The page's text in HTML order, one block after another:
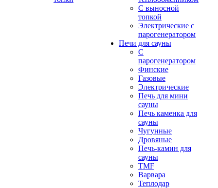
С выносной
топкой
Электрические с
парогенератором
Печи для сауны
С
парогенератором
Финские
Газовые
Электрические
Печь для мини
сауны
Печь каменка для
сауны
Чугунные
Дровяные
Печь-камин для
сауны
TMF
Варвара
Теплодар